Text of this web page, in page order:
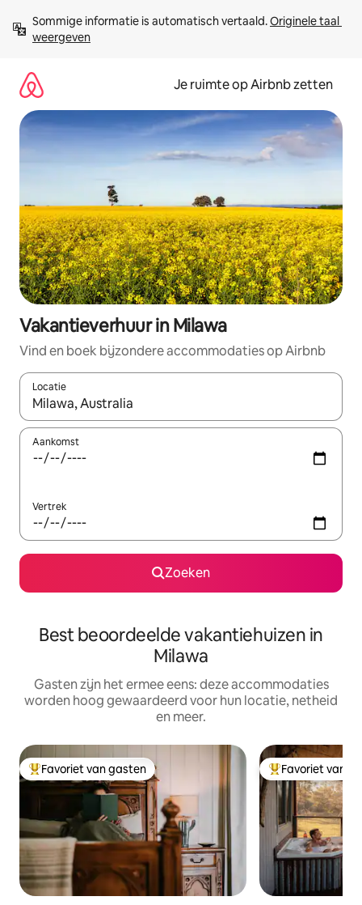
direct
naar
Sommige informatie is automatisch vertaald. Originele taal
weergeven
Je ruimte op Airbnb zetten
Vakantieverhuur in Milawa
Vind en boek bijzondere accommodaties op Airbnb
Locatie
Wanneer er suggesties beschikbaar zijn, maak je een keuze
Aankomst
Vertrek
Zoeken
Best beoordeelde vakantiehuizen in
Milawa
Gasten zijn het ermee eens: deze accommodaties
worden hoog gewaardeerd voor hun locatie, netheid
en meer.
Topfavoriet van gasten
Favoriet van gasten Topfavoriet van
Favoriet van